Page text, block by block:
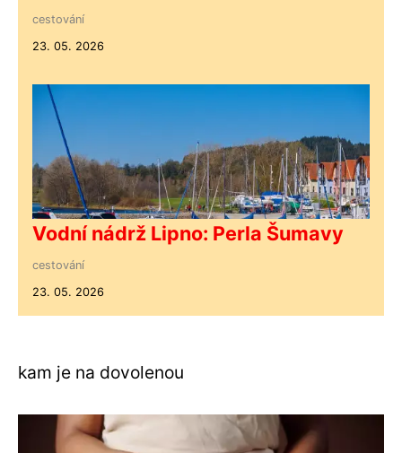
cestování
23. 05. 2026
Vodní nádrž Lipno: Perla Šumavy
cestování
23. 05. 2026
kam je na dovolenou